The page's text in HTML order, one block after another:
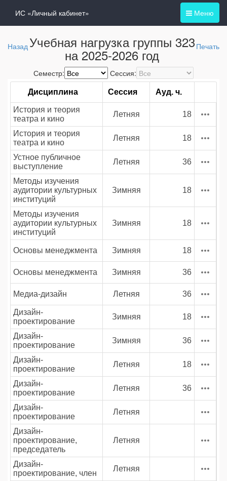
Меню
ИС «Личный кабинет»
Назад Учебная нагрузка группы 323
на 2025-2026 год Печать
Семестр: Сессия:
Дисциплина Сессия Ауд. ч.
История и теория
театра и кино
Летняя 18
История и теория
театра и кино
Летняя 18
Устное публичное
выступление
Летняя 36
Методы изучения
аудитории культурных
институций
Зимняя 18
Методы изучения
аудитории культурных
институций
Зимняя 18
Основы менеджмента Зимняя 18
Основы менеджмента Зимняя 36
Медиа-дизайн Летняя 36
Дизайн-
проектирование
Зимняя 18
Дизайн-
проектирование
Зимняя 36
Дизайн-
проектирование
Летняя 18
Дизайн-
проектирование
Летняя 36
Дизайн-
проектирование
Летняя
Дизайн-
проектирование,
председатель
Летняя
Дизайн-
проектирование, член
Летняя